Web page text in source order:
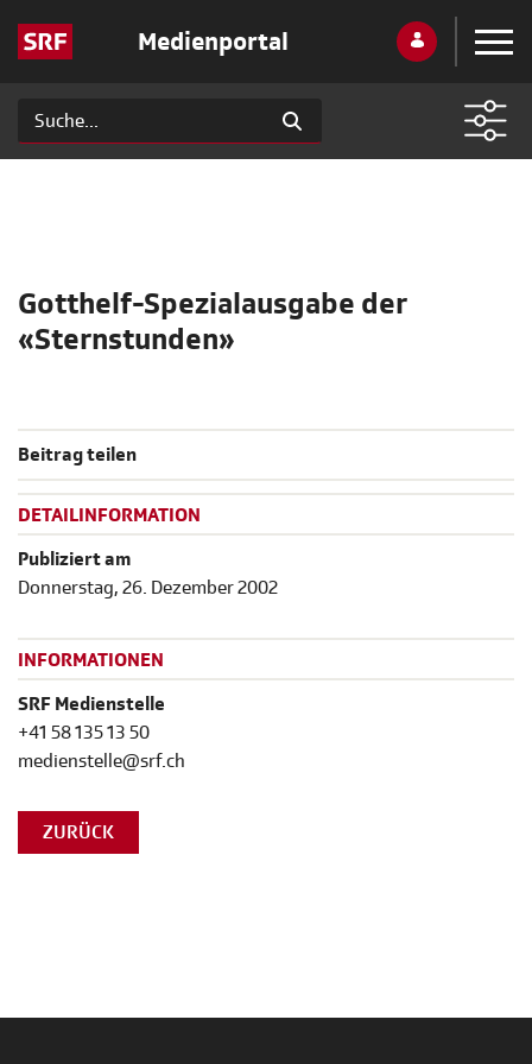
Medienportal
Gotthelf-Spezialausgabe der
«Sternstunden»
Beitrag teilen
DETAILINFORMATION
Publiziert am
Donnerstag, 26. Dezember 2002
INFORMATIONEN
SRF Medienstelle
+41 58 135 13 50
medienstelle@srf.ch
ZURÜCK